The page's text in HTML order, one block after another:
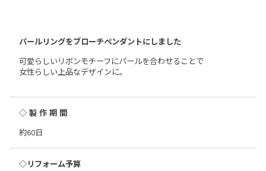
パールリングをブローチペンダントにしました
可愛らしいリボンモチーフにパールを合わせることで
女性らしい上品なデザインに。
◇製作期間
約60日
◇リフォーム予算